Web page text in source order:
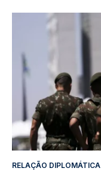
RELAÇÃO DIPLOMÁTICA